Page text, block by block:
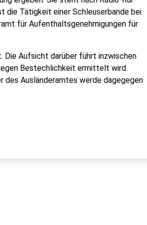
die Tätigkeit einer Schleuserbande bei
für Aufenthaltsgenehmigungen für
Die Aufsicht darüber führt inzwischen
Bestechlichkeit ermittelt wird.
Ausländeramtes werde dagegegen